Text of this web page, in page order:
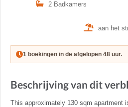
2 Badkamers
aan het
1 boekingen in de afgelopen 48 uur.
Beschrijving van dit
This approximately 130 sqm apartment